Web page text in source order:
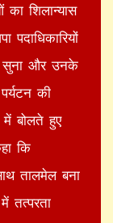
का शिलान्यास
सुना और उनके
की
में बोलते हुए
कि
तालमेल बना
तत्परता